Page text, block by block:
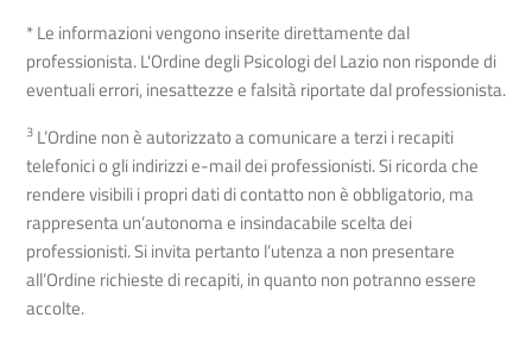
* Le informazioni vengono inserite direttamente dal
professionista. L'Ordine degli Psicologi del Lazio non risponde di
eventuali errori, inesattezze e falsità riportate dal professionista.
3 L’Ordine non è autorizzato a comunicare a terzi i recapiti
telefonici o gli indirizzi e-mail dei professionisti. Si ricorda che
rendere visibili i propri dati di contatto non è obbligatorio, ma
rappresenta un’autonoma e insindacabile scelta dei
professionisti. Si invita pertanto l’utenza a non presentare
all’Ordine richieste di recapiti, in quanto non potranno essere
accolte.